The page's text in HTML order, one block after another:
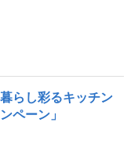
らし彩るキッチン
ペーン」